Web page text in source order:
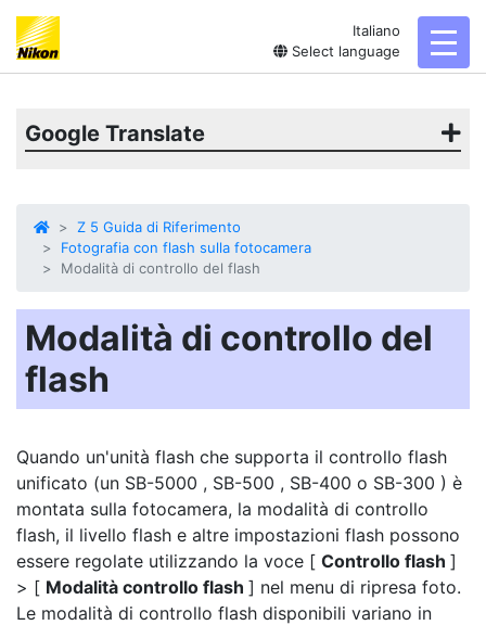
Italiano
Select language
Google Translate
Z 5 Guida di Riferimento
Fotografia con flash sulla fotocamera
Modalità di controllo del flash
Modalità di controllo del
flash
Quando un'unità flash che supporta il controllo flash
unificato (un SB-5000 , SB-500 , SB-400 o SB-300 ) è
montata sulla fotocamera, la modalità di controllo
flash, il livello flash e altre impostazioni flash possono
essere regolate utilizzando la voce [ Controllo flash ]
> [ Modalità controllo flash ] nel menu di ripresa foto.
Le modalità di controllo flash disponibili variano in